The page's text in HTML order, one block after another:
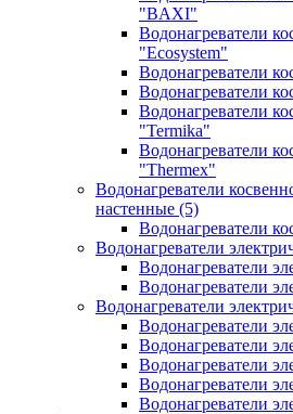
"BAXI"
Водонагреватели
"Ecosystem"
Водонагреватели
Водонагреватели
Водонагреватели
"Termika"
Водонагреватели
"Thermex"
Водонагреватели
настенные (5)
Водонагреватели
Водонагреватели
Водонагреватели
Водонагреватели
Водонагреватели
Водонагреватели
Водонагреватели
Водонагреватели
Водонагреватели
Водонагреватели